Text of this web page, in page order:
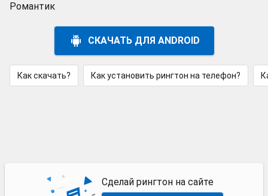
Романтик
СКАЧАТЬ ДЛЯ ANDROID
Как скачать? Как установить рингтон на телефон?
Сделай рингтон на сайте